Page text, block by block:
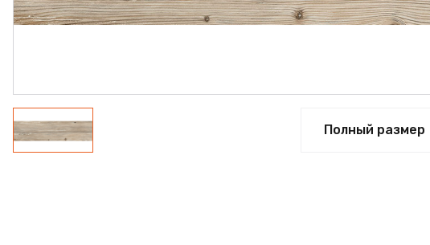
КЛЕЙ
Полный размер